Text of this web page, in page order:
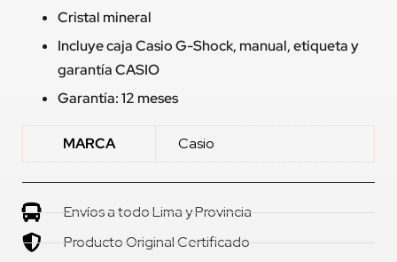
Cristal mineral
Incluye caja Casio G-Shock, manual, etiqueta y
garantía CASIO
Garantía: 12 meses
MARCA Casio
Envíos a todo Lima y Provincia
Producto Original Certificado